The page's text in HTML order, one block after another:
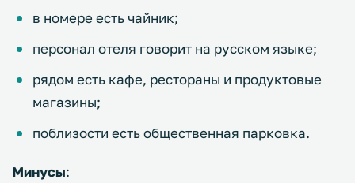
в номере есть чайник;
персонал отеля говорит на русском языке;
рядом есть кафе, рестораны и продуктовые
магазины;
поблизости есть общественная парковка.
Минусы: